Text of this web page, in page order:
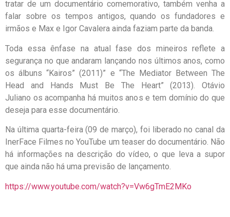
tratar de um documentário comemorativo, também venha a
falar sobre os tempos antigos, quando os fundadores e
irmãos e Max e Igor Cavalera ainda faziam parte da banda.
Toda essa ênfase na atual fase dos mineiros reflete a
segurança no que andaram lançando nos últimos anos, como
os álbuns “Kairos” (2011)” e “The Mediator Between The
Head and Hands Must Be The Heart” (2013). Otávio
Juliano os acompanha há muitos anos e tem domínio do que
deseja para esse documentário.
Na última quarta-feira (09 de março), foi liberado no canal da
InerFace Filmes no YouTube um teaser do documentário. Não
há informações na descrição do vídeo, o que leva a supor
que ainda não há uma previsão de lançamento.
https://www.youtube.com/watch?v=Vw6gTmE2MKo